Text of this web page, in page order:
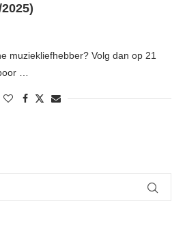
muziekliefhebber? Volg dan op 21
…